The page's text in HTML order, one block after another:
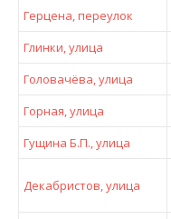
Герцена, переулок
Глинки, улица
Головачёва, улица
Горная, улица
Гущина Б.П., улица
Декабристов, улица